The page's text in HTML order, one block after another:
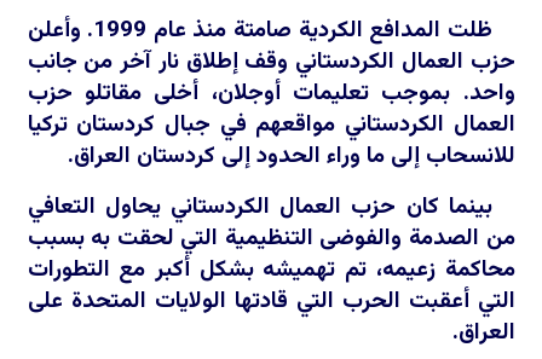
ظلت المدافع الكردية صامتة منذ عام 1999. وأعلن
حزب العمال الكردستاني وقف إطلاق نار آخر من جانب
واحد. بموجب تعليمات أوجلان، أخلى مقاتلو حزب
العمال الكردستاني مواقعهم في جبال كردستان تركيا
للانسحاب إلى ما وراء الحدود إلى كردستان العراق.
بينما كان حزب العمال الكردستاني يحاول التعافي
من الصدمة والفوضى التنظيمية التي لحقت به بسبب
محاكمة زعيمه، تم تهميشه بشكل أكبر مع التطورات
التي أعقبت الحرب التي قادتها الولايات المتحدة على
العراق.